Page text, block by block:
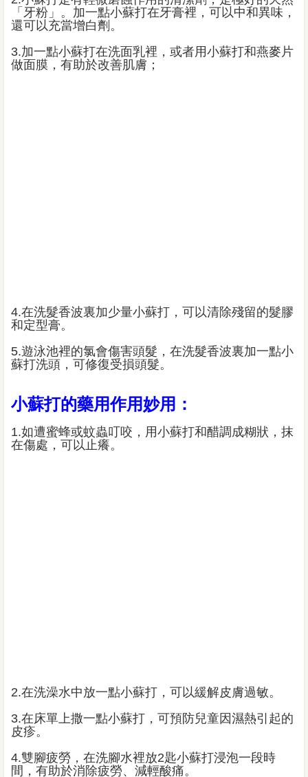
「牙粉」。加一點小蘇打在牙膏裡，可以中和異味，
還可以充當增白劑。
3.加一點小蘇打在洗面乳裡，或者用小蘇打和燕麥片
做面膜，有助於改善肌膚；
4.在洗髮香波裏加少量小蘇打，可以清除殘留的髮膠
和定型膏。
5.遊泳池裡的氯會傷害頭髮，在洗髮香波裏加一點小
蘇打洗頭，可修復受損頭髮。
小蘇打的藥用作用妙用：
1.如遭蜜蜂或蚊蟲叮咬，用小蘇打和醋調成糊狀，抹
在傷處，可以止癢。
2.在洗澡水中放一點小蘇打，可以緩解皮膚過敏。
3.在床單上撒一點小蘇打，可預防兒童因濕熱引起的
皮疹。
4.雙腳疲勞，在洗腳水裡放2匙小蘇打浸泡一段時
間，有助於消除疲勞、減輕酸痛。